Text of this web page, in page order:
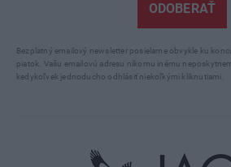
ODOBERAŤ
Bezplatný emailový newsletter posielame obvykle ku
piatok. Vašu emailovú adresu nikomu inému
kedykoľvek jednoducho odhlásiť niekoľkými kliknutiami.